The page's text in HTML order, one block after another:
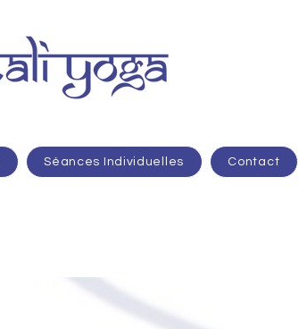
Séances Individuelles Contact